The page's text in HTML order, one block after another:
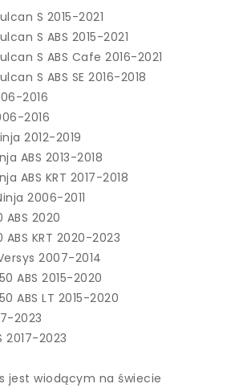
S 2015-2021
S ABS 2015-2021
S ABS Cafe 2016-2021
S ABS SE 2016-2018
2016
2016
2012-2019
ABS 2013-2018
ABS KRT 2017-2018
2006-2011
2020
KRT 2020-2023
2007-2014
ABS 2015-2020
ABS LT 2015-2020
2023
2017-2023
jest wiodącym na świecie